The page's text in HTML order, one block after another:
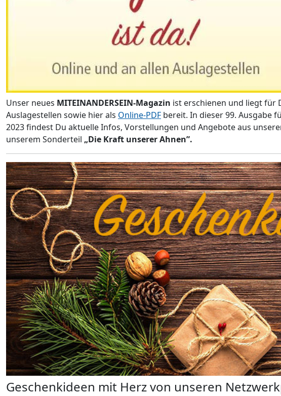
Unser neues MITEINANDERSEIN-Magazin ist erschienen und liegt für
Auslagestellen sowie hier als Online-PDF bereit. In dieser 99. Ausgabe
2023 findest Du aktuelle Infos, Vorstellungen und Angebote aus
unserem Sonderteil „Die Kraft unserer Ahnen”.
Geschenkideen mit Herz von unseren